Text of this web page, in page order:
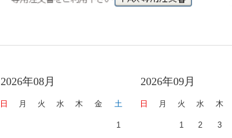
2026年08月
日 月 火 水 木 金 土
1
2026年09月
日 月 火 水 木
1 2 3